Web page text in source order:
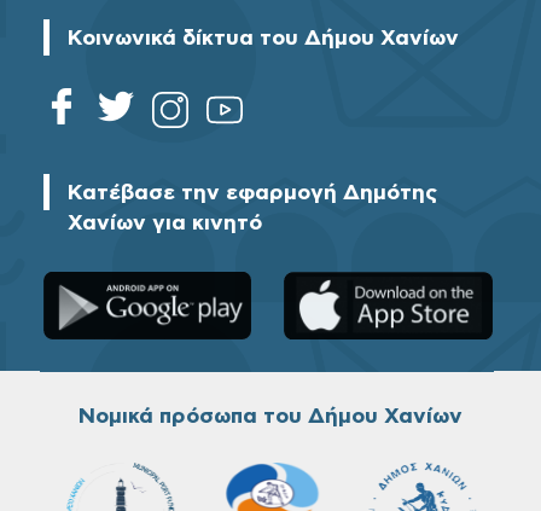
Κοινωνικά δίκτυα του Δήμου Χανίων
Κατέβασε την εφαρμογή Δημότης
Χανίων για κινητό
Νομικά πρόσωπα του Δήμου Χανίων